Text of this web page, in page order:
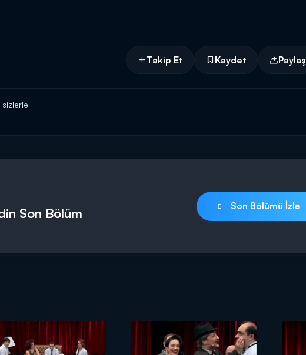
Takip Et Kaydet Paylaş
sizlerle
Son Bölüm Son Bölümü İzle